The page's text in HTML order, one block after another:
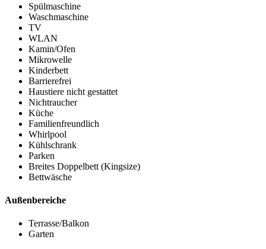
Spülmaschine
Waschmaschine
TV
WLAN
Kamin/Ofen
Mikrowelle
Kinderbett
Barrierefrei
Haustiere nicht gestattet
Nichtraucher
Küche
Familienfreundlich
Whirlpool
Kühlschrank
Parken
Breites Doppelbett (Kingsize)
Bettwäsche
Außenbereiche
Terrasse/Balkon
Garten